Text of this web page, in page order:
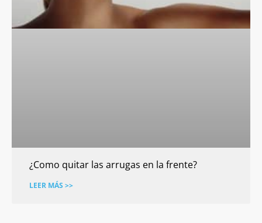
¿Como quitar las arrugas en la frente?
LEER MÁS >>